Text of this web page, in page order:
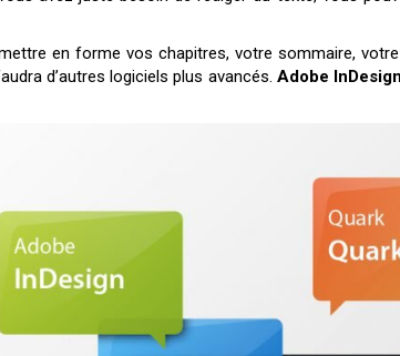
en forme vos chapitres, votre sommaire,
d’autres logiciels plus avancés. Adobe